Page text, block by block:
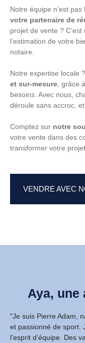
Notre équipe n’est
votre partenaire de
projet de vente ?
l’estimation de votre
notaire.
Notre expertise locale
et sur-mesure , grâce
besoins. Avec nous,
déroule sans accroc,
Comptez sur notre
votre vente dans des
transformer votre
VENDRE AVEC
Aya, une
"Je suis Pierre Adam,
et passionné de sport.
l’esprit d’équipe. Des